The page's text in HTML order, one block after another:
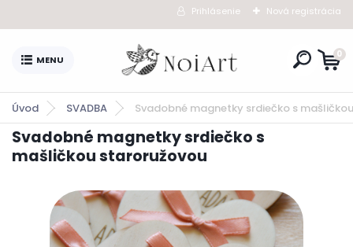
Prihlásenie Nová registrácia
0
Úvod SVADBA Svadobné magnetky srdiečko s
Svadobné magnetky srdiečko s
mašličkou staroružovou